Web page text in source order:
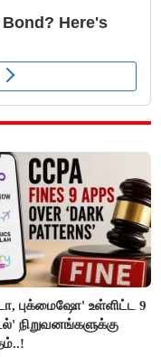
புக்மைஷோ' உள்ளிட்ட 9
நிறுவனங்களுக்கு